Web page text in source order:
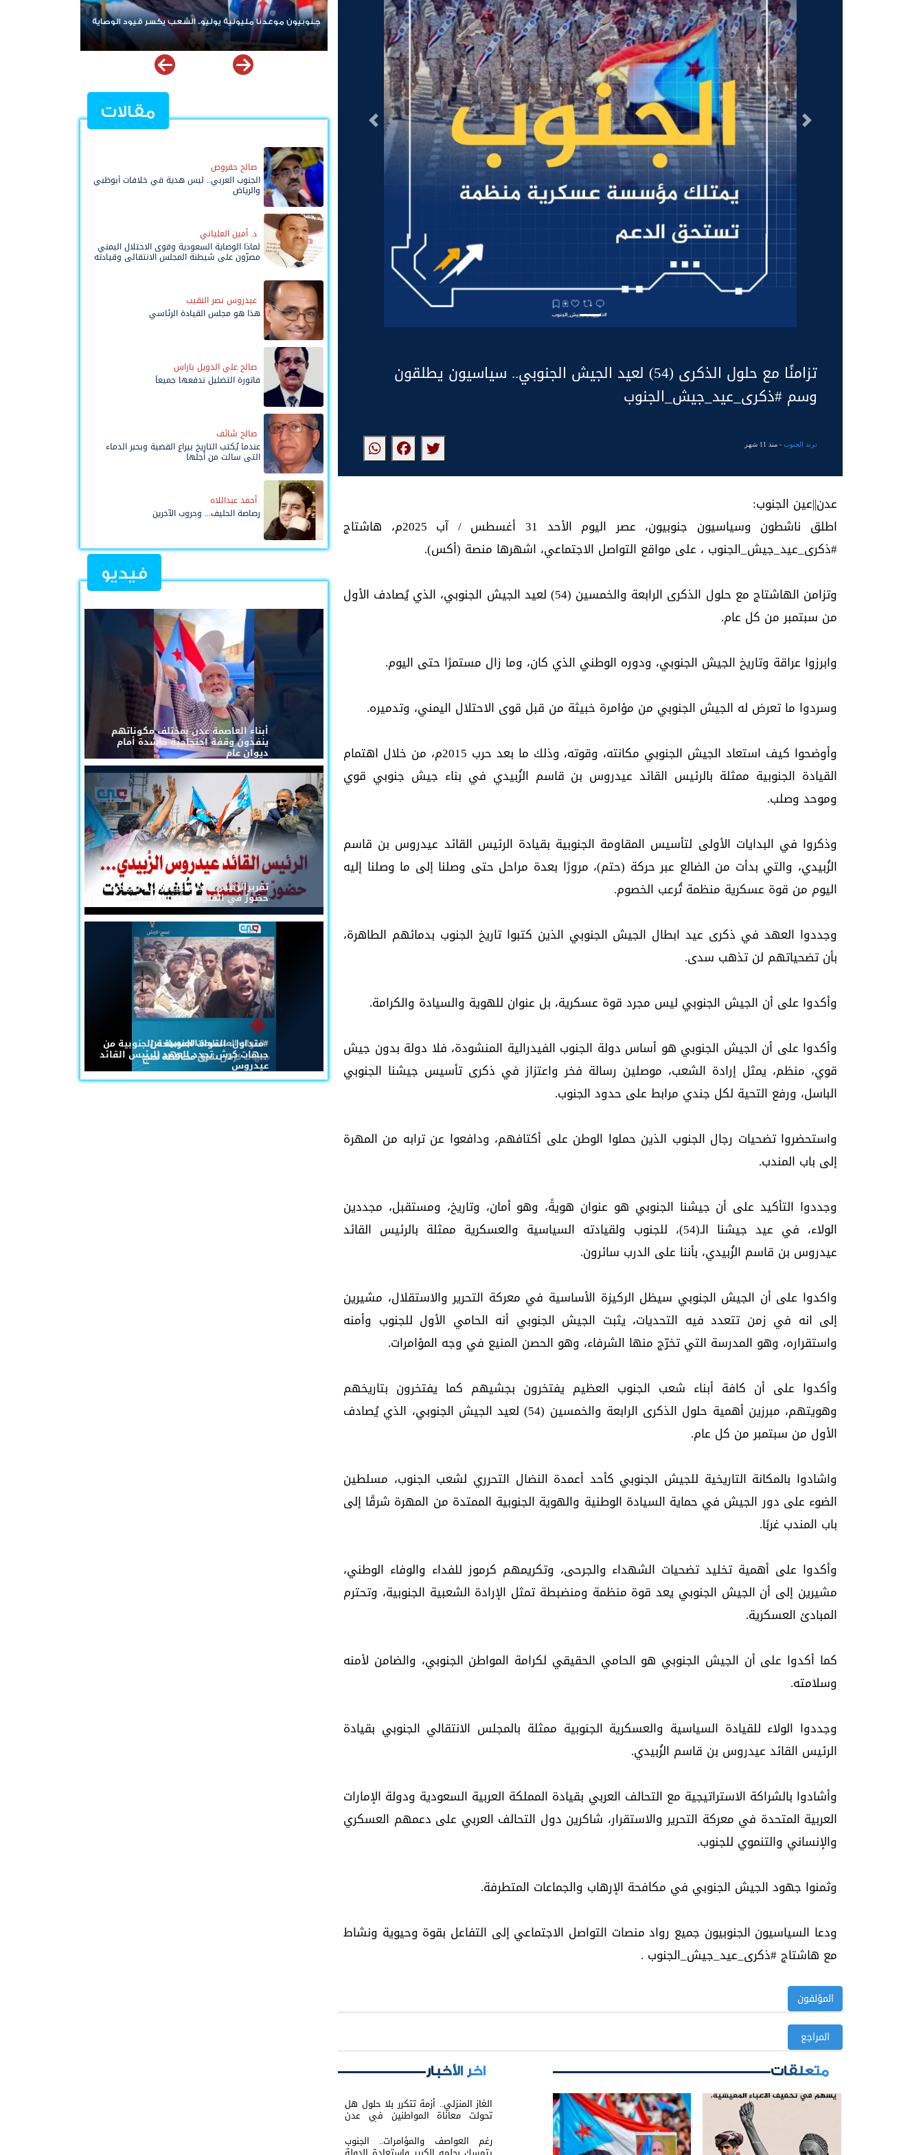
التالى السابق
تزامنًا مع حلول الذكرى (54) لعيد الجيش الجنوبي.. سياسيون يطلقون
وسم #ذكرى_عيد_جيش_الجنوب
ترند الجنوب- منذ 11 شهر
عدن||عين الجنوب:
اطلق ناشطون وسياسيون جنوبيون، عصر اليوم الأحد 31 أغسطس / آب 2025م، هاشتاج
#ذكرى_عيد_جيش_الجنوب ، على مواقع التواصل الاجتماعي، اشهرها منصة (أكس).
وتزامن الهاشتاج مع حلول الذكرى الرابعة والخمسين (54) لعيد الجيش الجنوبي، الذي يُصادف الأول
من سبتمبر من كل عام.
وابرزوا عراقة وتاريخ الجيش الجنوبي، ودوره الوطني الذي كان، وما زال مستمرًا حتى اليوم.
وسردوا ما تعرض له الجيش الجنوبي من مؤامرة خبيثة من قبل قوى الاحتلال اليمني، وتدميره.
وأوضحوا كيف استعاد الجيش الجنوبي مكانته، وقوته، وذلك ما بعد حرب 2015م، من خلال اهتمام
القيادة الجنوبية ممثلة بالرئيس القائد عيدروس بن قاسم الزُبيدي في بناء جيش جنوبي قوي
وموحد وصلب.
وذكروا في البدايات الأولى لتأسيس المقاومة الجنوبية بقيادة الرئيس القائد عيدروس بن قاسم
الزُبيدي، والتي بدأت من الضالع عبر حركة (حتم)، مرورًا بعدة مراحل حتى وصلنا إلى ما وصلنا إليه
اليوم من قوة عسكرية منظمة تُرعب الخصوم.
وجددوا العهد في ذكرى عيد ابطال الجيش الجنوبي الذين كتبوا تاريخ الجنوب بدمائهم الطاهرة،
بأن تضحياتهم لن تذهب سدى.
وأكدوا على أن الجيش الجنوبي ليس مجرد قوة عسكرية، بل عنوان للهوية والسيادة والكرامة.
وأكدوا على أن الجيش الجنوبي هو أساس دولة الجنوب الفيدرالية المنشودة، فلا دولة بدون جيش
قوي، منظم، يمثل إرادة الشعب، موصلين رسالة فخر واعتزاز في ذكرى تأسيس جيشنا الجنوبي
الباسل، ورفع التحية لكل جندي مرابط على حدود الجنوب.
واستحضروا تضحيات رجال الجنوب الذين حملوا الوطن على أكتافهم، ودافعوا عن ترابه من المهرة
إلى باب المندب.
وجددوا التأكيد على أن جيشنا الجنوبي هو عنوان هويةً، وهو أمان، وتاريخ، ومستقبل، مجددين
الولاء، في عيد جيشنا الـ(54)، للجنوب ولقيادته السياسية والعسكرية ممثلة بالرئيس القائد
عيدروس بن قاسم الزُبيدي، بأننا على الدرب سائرون.
واكدوا على أن الجيش الجنوبي سيظل الركيزة الأساسية في معركة التحرير والاستقلال، مشيرين
إلى انه في زمن تتعدد فيه التحديات، يثبت الجيش الجنوبي أنه الحامي الأول للجنوب وأمنه
واستقراره، وهو المدرسة التي تخرّج منها الشرفاء، وهو الحصن المنيع في وجه المؤامرات.
وأكدوا على أن كافة أبناء شعب الجنوب العظيم يفتخرون بجشيهم كما يفتخرون بتاريخهم
وهويتهم، مبرزين أهمية حلول الذكرى الرابعة والخمسين (54) لعيد الجيش الجنوبي، الذي يُصادف
الأول من سبتمبر من كل عام.
واشادوا بالمكانة التاريخية للجيش الجنوبي كأحد أعمدة النضال التحرري لشعب الجنوب، مسلطين
الضوء على دور الجيش في حماية السيادة الوطنية والهوية الجنوبية الممتدة من المهرة شرقًا إلى
باب المندب غربًا.
وأكدوا على أهمية تخليد تضحيات الشهداء والجرحى، وتكريمهم كرموز للفداء والوفاء الوطني،
مشيرين إلى أن الجيش الجنوبي يعد قوة منظمة ومنضبطة تمثل الإرادة الشعبية الجنوبية، وتحترم
المبادئ العسكرية.
كما أكدوا على أن الجيش الجنوبي هو الحامي الحقيقي لكرامة المواطن الجنوبي، والضامن لأمنه
وسلامته.
وجددوا الولاء للقيادة السياسية والعسكرية الجنوبية ممثلة بالمجلس الانتقالي الجنوبي بقيادة
الرئيس القائد عيدروس بن قاسم الزُبيدي.
وأشادوا بالشراكة الاستراتيجية مع التحالف العربي بقيادة المملكة العربية السعودية ودولة الإمارات
العربية المتحدة في معركة التحرير والاستقرار، شاكرين دول التحالف العربي على دعمهم العسكري
والإنساني والتنموي للجنوب.
وثمنوا جهود الجيش الجنوبي في مكافحة الإرهاب والجماعات المتطرفة.
ودعا السياسيون الجنوبيون جميع رواد منصات التواصل الاجتماعي إلى التفاعل بقوة وحيوية ونشاط
مع هاشتاج #ذكرى_عيد_جيش_الجنوب .
المؤلفون
المراجع
متعلقات اخر الأخبار
الغاز المنزلي.. أزمة تتكرر بلا حلول هل
تحولت معاناة المواطنين في عدن
والمحافظات إلى ورقة ضغط أم نتيجة
لفشل الإدارة؟
رغم العواصف والمؤامرات.. الجنوب
مغردون جنوبيون يطلقون هاشتاج
#جنوبيون_عيدروس_بقلوبنا
مقالات
صالح حقروص
الجنوب العربي.. ليس هدية في خلافات أبوظبي
والرياض
د. أمين العلياني
لماذا الوصاية السعودية وقوى الاحتلال اليمني
مصرّون على شيطنة المجلس الانتقالي وقيادته
عيدروس نصر النقيب
هذا هو مجلس القيادة الرئاسي
صالح علي الدويل باراس
فاتورة التضليل ندفعها جميعاً
صالح شائف
عندما يُكتب التاريخ بيراع القضية وبحبر الدماء
التي سالت من أجلها
أحمد عبداللاه
رصاصة الحليف... وحروب الآخرين
فيديو
أبناء العاصمة عدن بمختلف مكوناتهم
ينفذون وقفة احتجاجية حاشدة أمام
ديوان عام
تقريرالرئيس القائد عيدروس الزُبيدي...
حضورٌ في القلوب لا تُلغيه الحملات
#متداول: القوات المسلحة الجنوبية من
جبهات كرش تجدد العهد للرئيس القائد
عيدروس